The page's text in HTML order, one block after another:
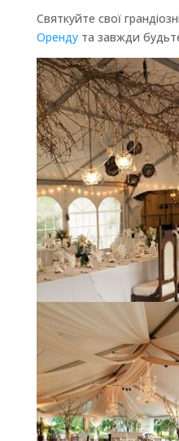
Святкуйте свої
Орендута завжди будьте